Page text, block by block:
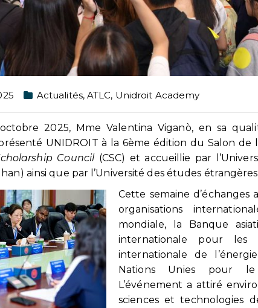
Actualités,ATLC, Unidroit Academy
2025, Mme Valentina Viganò, en sa
UNIDROIT à la 6ème édition du Salon de
Council (CSC) et accueillie par
ainsi que par l’Université des études
Cette semaine
organisations
mondiale, la Banque
internationale pour les
internationale de
Nations Unies pour le
L’événement a attiré
sciences et technologies